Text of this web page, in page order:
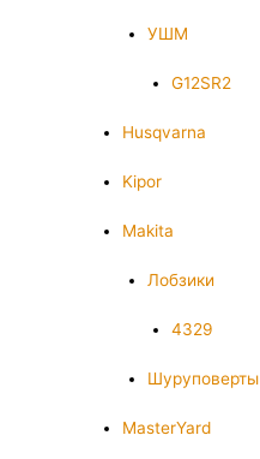
УШМ
G12SR2
Husqvarna
Kipor
Makita
Лобзики
4329
Шуруповерты
MasterYard